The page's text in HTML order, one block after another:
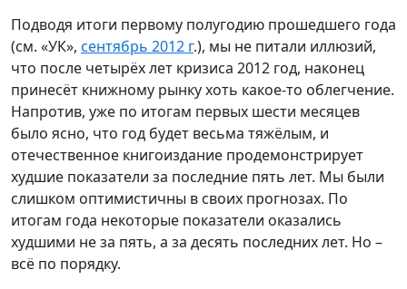
Подводя итоги первому полугодию прошедшего года
(см. «УК», сентябрь 2012 г.), мы не питали иллюзий,
что после четырёх лет кризиса 2012 год, наконец
принесёт книжному рынку хоть какое-то облегчение.
Напротив, уже по итогам первых шести месяцев
было ясно, что год будет весьма тяжёлым, и
отечественное книгоиздание продемонстрирует
худшие показатели за последние пять лет. Мы были
слишком оптимистичны в своих прогнозах. По
итогам года некоторые показатели оказались
худшими не за пять, а за десять последних лет. Но –
всё по порядку.